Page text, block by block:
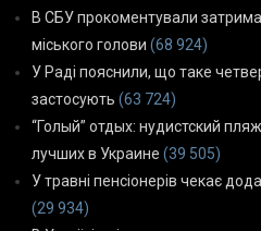
В СБУ прокоментували
міського голови (68 924)
У Раді пояснили, що таке
застосують (63 724)
“Голый” отдых: нудистский
лучших в Украине (39 505)
У травні пенсіонерів чекає
(29 934)